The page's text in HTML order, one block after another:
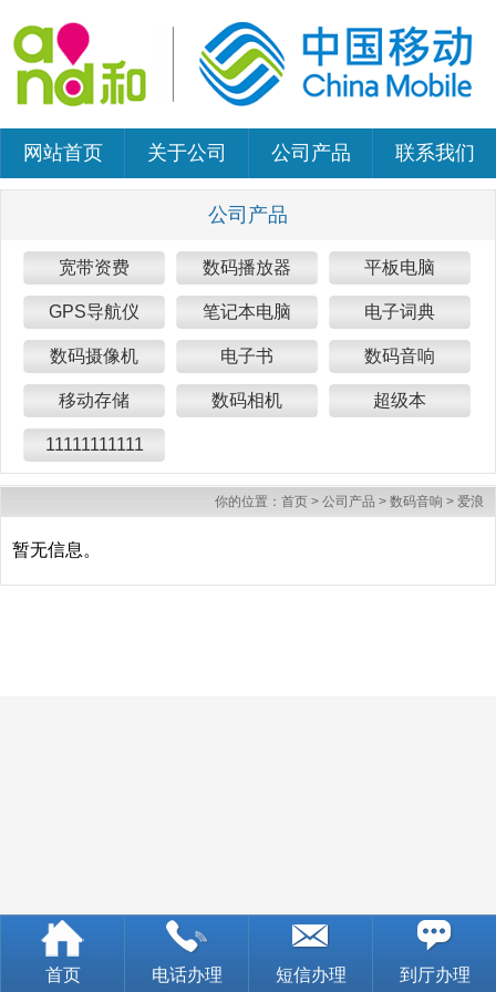
网站首页 关于公司 公司产品 联系我们
公司产品
宽带资费 数码播放器 平板电脑
GPS导航仪 笔记本电脑 电子词典
数码摄像机 电子书 数码音响
移动存储 数码相机 超级本
11111111111
你的位置： 首页 > 公司产品 > 数码音响 > 爱浪
暂无信息。
首页 电话办理 短信办理 到厅办理